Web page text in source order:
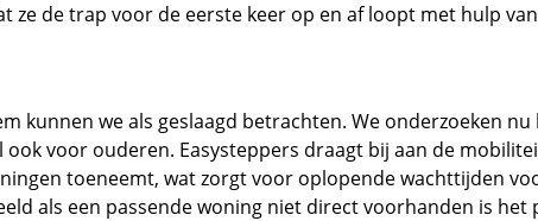
ze de trap voor de eerste keer op en af loopt met hulp
kunnen we als geslaagd betrachten. We onderzoeken
ook voor ouderen. Easysteppers draagt bij aan de
toeneemt, wat zorgt voor oplopende wachttijden
als een passende woning niet direct voorhanden is